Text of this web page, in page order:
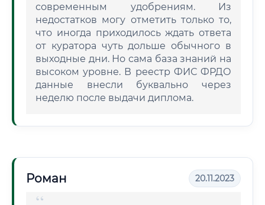
современным удобрениям. Из
недостатков могу отметить только то,
что иногда приходилось ждать ответа
от куратора чуть дольше обычного в
выходные дни. Но сама база знаний на
высоком уровне. В реестр ФИС ФРДО
данные внесли буквально через
неделю после выдачи диплома.
Роман 20.11.2023